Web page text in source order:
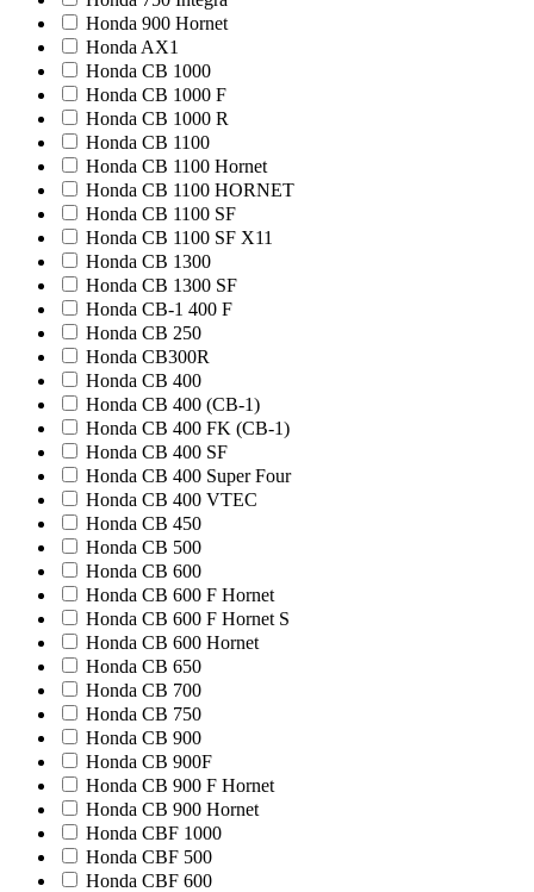
Honda 900 Hornet
Honda AX1
Honda CB 1000
Honda CB 1000 F
Honda CB 1000 R
Honda CB 1100
Honda CB 1100 Hornet
Honda CB 1100 HORNET
Honda CB 1100 SF
Honda CB 1100 SF X11
Honda CB 1300
Honda CB 1300 SF
Honda CB-1 400 F
Honda CB 250
Honda CB300R
Honda CB 400
Honda CB 400 (CB-1)
Honda CB 400 FK (CB-1)
Honda CB 400 SF
Honda CB 400 Super Four
Honda CB 400 VTEC
Honda CB 450
Honda CB 500
Honda CB 600
Honda CB 600 F Hornet
Honda CB 600 F Hornet S
Honda CB 600 Hornet
Honda CB 650
Honda CB 700
Honda CB 750
Honda CB 900
Honda CB 900F
Honda CB 900 F Hornet
Honda CB 900 Hornet
Honda CBF 1000
Honda CBF 500
Honda CBF 600